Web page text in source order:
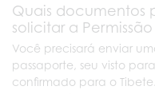
Quais documentos
solicitar a
Você precisará enviar
passaporte, seu visto
confirmado para o